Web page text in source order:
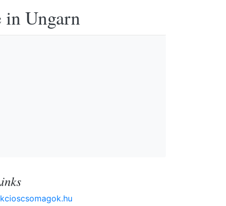
Ungarn